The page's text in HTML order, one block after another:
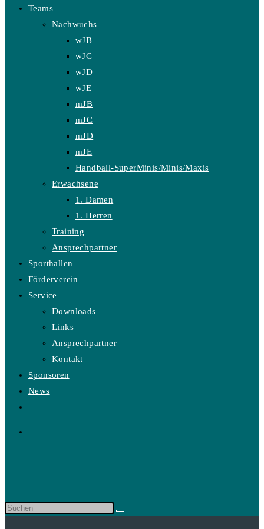
Teams
Nachwuchs
wJB
wJC
wJD
wJE
mJB
mJC
mJD
mJE
Handball-SuperMinis/Minis/Maxis
Erwachsene
1. Damen
1. Herren
Training
Ansprechpartner
Sporthallen
Förderverein
Service
Downloads
Links
Ansprechpartner
Kontakt
Sponsoren
News
Diese